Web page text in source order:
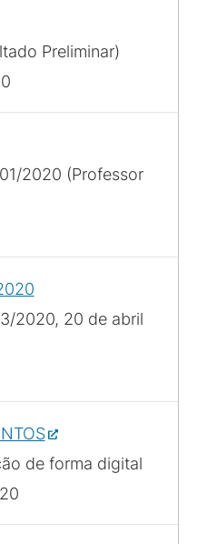
Preliminar)
2020 (Professor
2020, 20 de abril
de forma digital